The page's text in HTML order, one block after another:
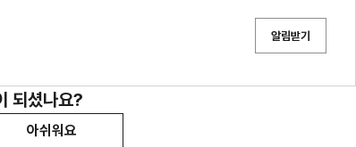
알림받기
되셨나요?
아쉬워요